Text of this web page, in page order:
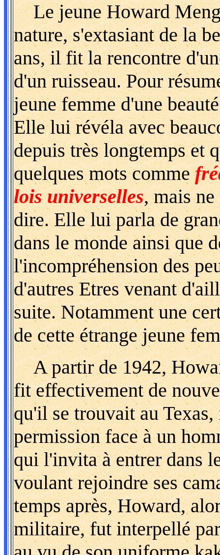
Le jeune Howard
nature, s'extasiant de la
ans, il fit la rencontre
d'un ruisseau. Pour
jeune femme d'une
Elle lui révéla avec
depuis très longtemps et
quelques mots comme
lois universelles, mais
dire. Elle lui parla de
dans le monde ainsi que
l'incompréhension des
d'autres Etres venant
suite. Notamment une
de cette étrange jeune
A partir de 1942,
fit effectivement de
qu'il se trouvait au
permission face à un
qui l'invita à entrer dans
voulant rejoindre ses
temps après, Howard,
militaire, fut interpellé